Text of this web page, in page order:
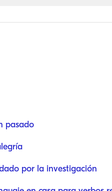
pasado
por la investigación